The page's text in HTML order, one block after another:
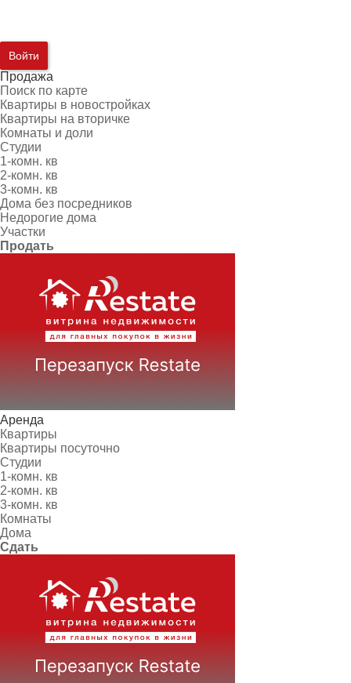
Войти
Продажа
Поиск по карте
Квартиры в новостройках
Квартиры на вторичке
Комнаты и доли
Студии
1-комн. кв
2-комн. кв
3-комн. кв
Дома без посредников
Недорогие дома
Участки
Продать
Аренда
Квартиры
Квартиры посуточно
Студии
1-комн. кв
2-комн. кв
3-комн. кв
Комнаты
Дома
Сдать